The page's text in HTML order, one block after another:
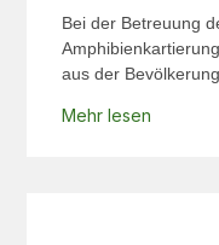
Bei der Betreuung
aus der
Mehr lesen